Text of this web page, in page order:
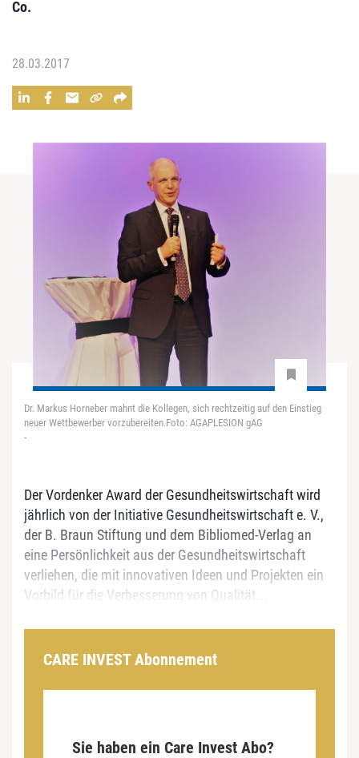
Co.
28.03.2017
Dr. Markus Horneber mahnt die Kollegen, sich rechtzeitig auf den Einstieg
neuer Wettbewerber vorzubereiten.Foto: AGAPLESION gAG
-
Der Vordenker Award der Gesundheitswirtschaft wird
jährlich von der Initiative Gesundheitswirtschaft e. V.,
der B. Braun Stiftung und dem Bibliomed-Verlag an
eine Persönlichkeit aus der Gesundheitswirtschaft
verliehen, die mit innovativen Ideen und Projekten ein
Vorbild für die Verbesserung von Qualität...
CARE INVEST Abonnement
Sie haben ein Care Invest Abo?